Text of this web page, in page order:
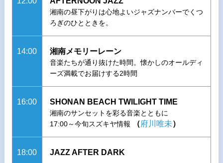
湘南の昼下がりは心地よいジャズナンバーでくつ
ろぎのひとときを。
14:00 湘南メモリーレーン
音楽たちが通り抜けた時間。懐かしのオールディ
ーズ満載でお届けする2時間
16:00 SHONAN BEACH TWILIGHT TIME
湘南のサンセットを彩る音楽とともに
17:00～今旬スズキヤ情報
（府川唯未）
18:00 JAZZ AFTER DARK